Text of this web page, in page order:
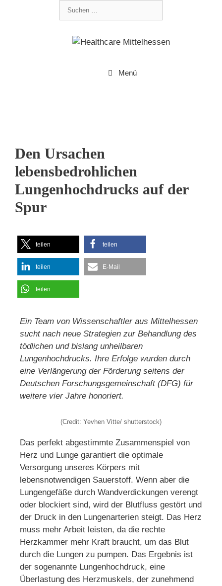
Menü
Den Ursachen
lebensbedrohlichen
Lungenhochdrucks auf der
Spur
teilen teilen
teilen E-Mail
teilen
Ein Team von Wissenschaftler aus Mittelhessen
sucht nach neue Strategien zur Behandlung des
tödlichen und bislang unheilbaren
Lungenhochdrucks. Ihre Erfolge wurden durch
eine Verlängerung der Förderung seitens der
Deutschen Forschungsgemeinschaft (DFG) für
weitere vier Jahre honoriert.
(Credit: Yevhen Vitte/ shutterstock)
Das perfekt abgestimmte Zusammenspiel von
Herz und Lunge garantiert die optimale
Versorgung unseres Körpers mit
lebensnotwendigen Sauerstoff. Wenn aber die
Lungengefäße durch Wandverdickungen verengt
oder blockiert sind, wird der Blutfluss gestört und
der Druck in den Lungenarterien steigt. Das Herz
muss mehr Arbeit leisten, da die rechte
Herzkammer mehr Kraft braucht, um das Blut
durch die Lungen zu pumpen. Das Ergebnis ist
der sogenannte Lungenhochdruck, eine
Überlastung des Herzmuskels, der zunehmend